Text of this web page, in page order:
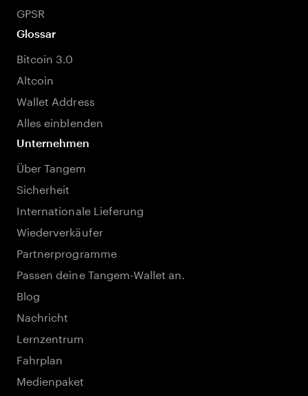
GPSR
Glossar
Bitcoin 3.0
Altcoin
Wallet Address
Alles einblenden
Unternehmen
Über Tangem
Sicherheit
Internationale Lieferung
Wiederverkäufer
Partnerprogramme
Passen deine Tangem-Wallet an.
Blog
Nachricht
Lernzentrum
Fahrplan
Medienpaket